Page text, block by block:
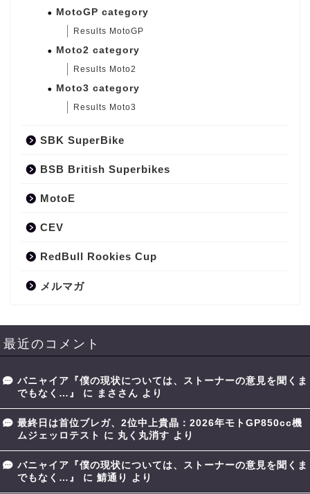
MotoGP category
Results MotoGP
Moto2 category
Results Moto2
Moto3 category
Results Moto3
SBK SuperBike
BSB British Superbikes
MotoE
CEV
RedBull Rookies Cup
メルマガ
最近のコメント
バニャイア『僕の現状については、ストーナーの意見を聞くま
でもなく…』
に まささん より
最終日は首位ブレガ、2位中上貴晶：2026年モトGP850cc機
ムジェッロテスト に 丸く丸消す より
バニャイア『僕の現状については、ストーナーの意見を聞くま
でもなく…』
に 鯖通り より